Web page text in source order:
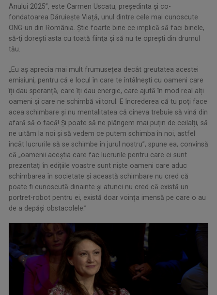
Anului 2025”, este Carmen Uscatu, președinta și co-
fondatoarea Dăruiește Viață, unul dintre cele mai cunoscute
ONG-uri din România. Ştie foarte bine ce implică să faci binele,
să-ţi doreşti asta cu toată fiinţa şi să nu te opreşti din drumul
tău.
„Eu aș aprecia mai mult frumusețea decât greutatea acestei
emisiuni, pentru că e locul în care te întâlnești cu oameni care
îți dau speranță, care îți dau energie, care ajută în mod real alți
oameni și care ne schimbă viitorul. E încrederea că tu poți face
acea schimbare și nu mentalitatea că cineva trebuie să vină din
afară să o facă! Și poate să ne plângem mai puțin de ceilalți, să
ne uităm la noi și să vedem ce putem schimba în noi, astfel
încât lucrurile să se schimbe în jurul nostru”, spune ea, convinsă
că „oamenii aceștia care fac lucrurile pentru care ei sunt
prezentați în edițiile voastre sunt niște oameni care aduc
schimbarea în societate și această schimbare nu cred că
poate fi cunoscută dinainte și atunci nu cred că există un
portret-robot pentru ei, există doar voința imensă pe care o au
de a depăși obstacolele.”